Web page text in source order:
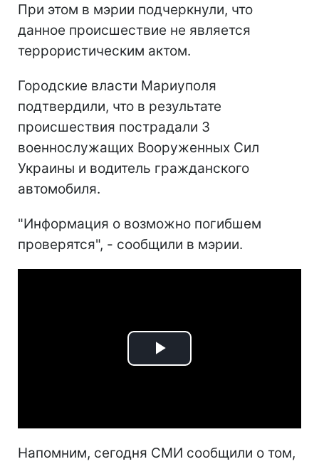
При этом в мэрии подчеркнули, что
данное происшествие не является
террористическим актом.
Городские власти Мариуполя
подтвердили, что в результате
происшествия пострадали 3
военнослужащих Вооруженных Сил
Украины и водитель гражданского
автомобиля.
"Информация о возможно погибшем
проверятся", - сообщили в мэрии.
Play
Напомним, сегодня СМИ сообщили о том,